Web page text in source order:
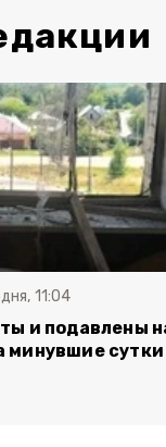
11:04
и подавлены
минувшие сутки